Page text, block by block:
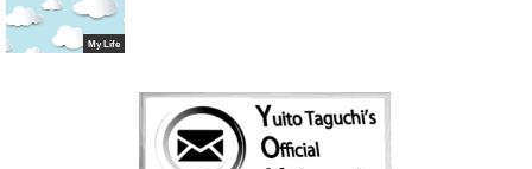
My Life